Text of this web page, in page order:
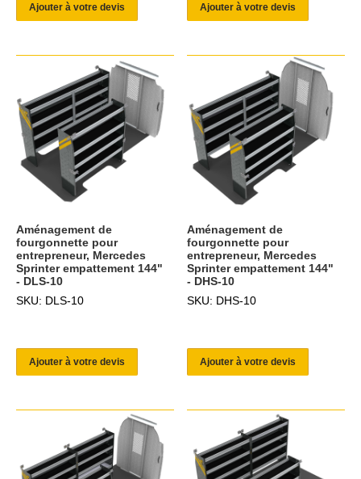
Ajouter à votre devis Ajouter à votre devis
Aménagement de
fourgonnette pour
entrepreneur, Mercedes
Sprinter empattement 144"
- DLS-10
SKU: DLS-10
Ajouter à votre devis
Aménagement de
fourgonnette pour
entrepreneur, Mercedes
Sprinter empattement 144"
- DHS-10
SKU: DHS-10
Ajouter à votre devis